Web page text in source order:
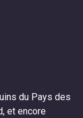
du Pays des
et encore